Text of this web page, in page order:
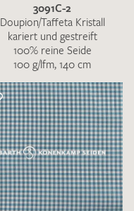
3091C-2
Doupion/Taffeta Kristall
kariert und gestreift
100% reine Seide
100 g/lfm, 140 cm